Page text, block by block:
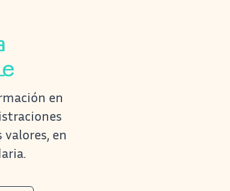
ética
en
en
.